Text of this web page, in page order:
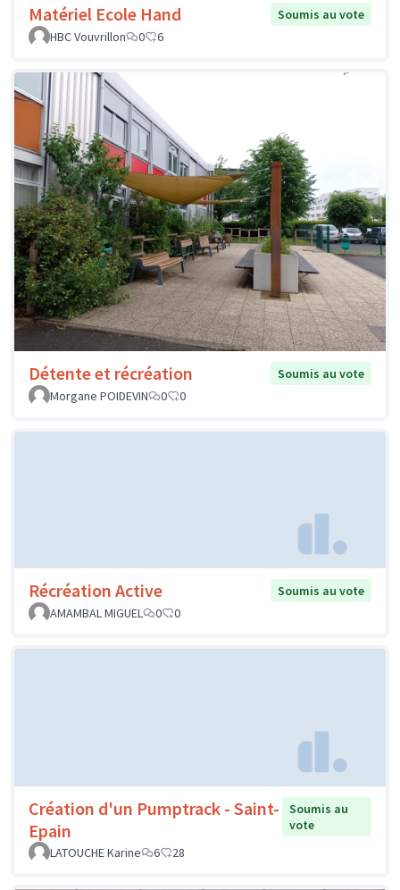
Matériel Ecole Hand
Soumis au vote
HBC Vouvrillon
0 6
Détente et récréation
Soumis au vote
Morgane POIDEVIN
0 0
Récréation Active
Soumis au vote
AMAMBAL MIGUEL
0 0
Création d'un Pumptrack - Saint-
Epain
Soumis au
vote
LATOUCHE Karine
6 28